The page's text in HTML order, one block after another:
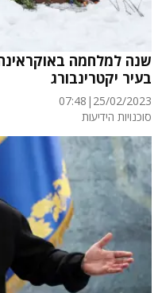
שנה למלחמה
בעיר יקטרינבורג
25/02/2023
|
07:48
סוכנויות הידיעות